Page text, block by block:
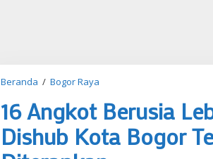
Beranda / Bogor Raya
A
n
g
k
16 Angkot Berusia
Dishub Kota Bogor